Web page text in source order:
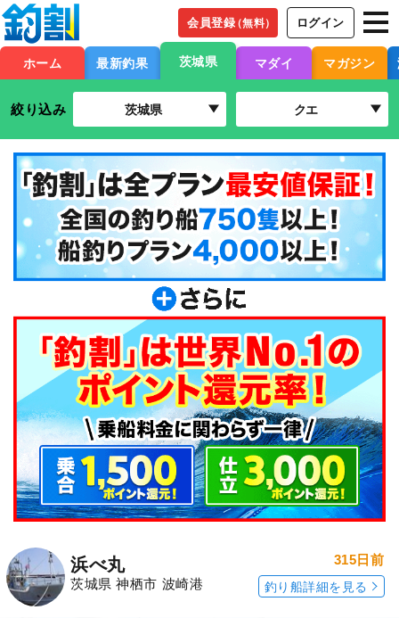
会員登録（無料） ログイン
ホーム 最新釣果 茨城県 マダイ マガジン
絞り込み 茨城県 クエ
浜べ丸
茨城県 神栖市 波崎港
315日前
釣り船詳細を見る